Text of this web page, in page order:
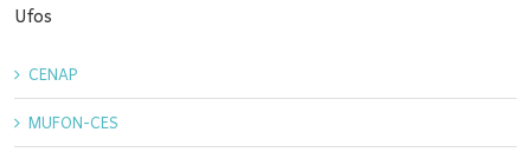
Ufos
CENAP
MUFON-CES